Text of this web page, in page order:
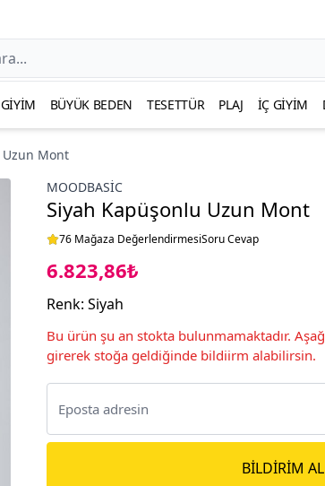
GIYIM BÜYÜK BEDEN TESETTÜR PLAJ İÇ GIYIM
Mont
MOODBASIC
Siyah Kapüşonlu Uzun Mont
76 Mağaza DeğerlendirmesiSoru Cevap
6.823,86₺
Renk: Siyah
Bu ürün şu an stokta bulunmamaktadır.
girerek stoğa geldiğinde bildiirm alabilirsin.
BILDIRIM AL